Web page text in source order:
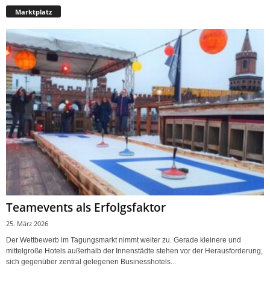
Marktplatz
Teamevents als Erfolgsfaktor
25. März 2026
Der Wettbewerb im Tagungsmarkt nimmt weiter zu. Gerade kleinere und
mittelgroße Hotels außerhalb der Innenstädte stehen vor der Herausforderung,
sich gegenüber zentral gelegenen Businesshotels...